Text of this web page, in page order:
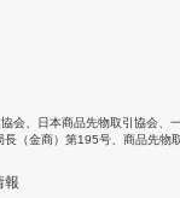
会 日本商品先物取引協会
（金商）第195号、商品先物
報